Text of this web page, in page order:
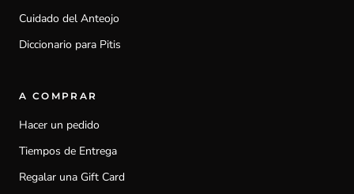
Cuidado del Anteojo
Diccionario para Pitis
A COMPRAR
Hacer un pedido
Tiempos de Entrega
Regalar una Gift Card